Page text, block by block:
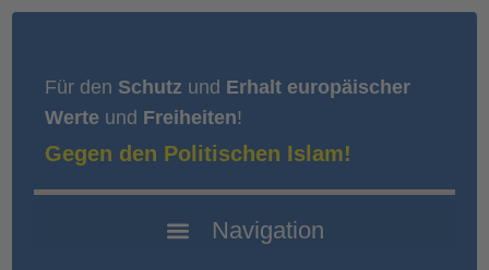
Für den Schutz und Erhalt europäischer
Werte und Freiheiten!
Gegen den Politischen Islam!